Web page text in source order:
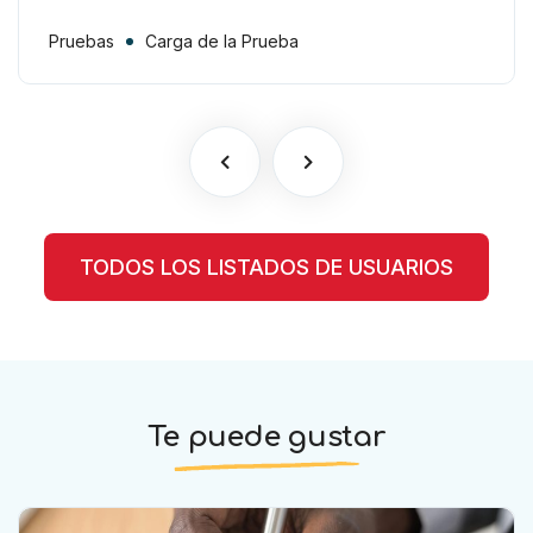
allá de la carga procesal
Pruebas Carga de la Prueba
TODOS LOS LISTADOS DE USUARIOS
Te puede gustar